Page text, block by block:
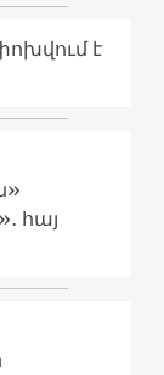
է
հայ